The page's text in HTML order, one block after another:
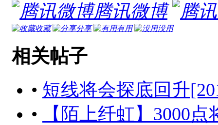
腾讯微博
收藏 分享 有用 没用
相关帖子
• 短线将会探底回升
•
【陌上纤虹】3000